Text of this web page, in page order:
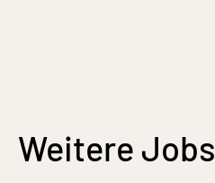
Weitere Jobs